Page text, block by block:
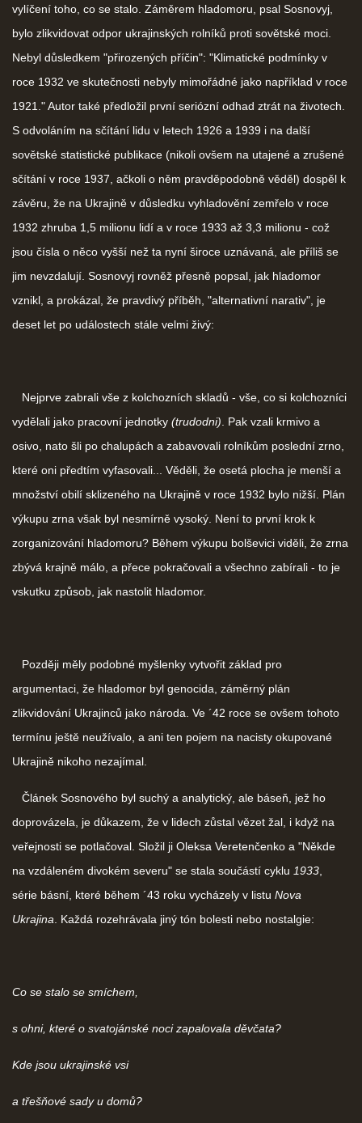
vylíčení toho, co se stalo. Záměrem hladomoru, psal Sosnovyj,
bylo zlikvidovat odpor ukrajinských rolníků proti sovětské moci.
Nebyl důsledkem "přirozených příčin": "Klimatické podmínky v
roce 1932 ve skutečnosti nebyly mimořádné jako například v roce
1921." Autor také předložil první seriózní odhad ztrát na životech.
S odvoláním na sčítání lidu v letech 1926 a 1939 i na další
sovětské statistické publikace (nikoli ovšem na utajené a zrušené
sčítání v roce 1937, ačkoli o něm pravděpodobně věděl) dospěl k
závěru, že na Ukrajině v důsledku vyhladovění zemřelo v roce
1932 zhruba 1,5 milionu lidí a v roce 1933 až 3,3 milionu - což
jsou čísla o něco vyšší než ta nyní široce uznávaná, ale příliš se
jim nevzdalují. Sosnovyj rovněž přesně popsal, jak hladomor
vznikl, a prokázal, že pravdivý příběh, "alternativní narativ", je
deset let po událostech stále velmi živý:
Nejprve zabrali vše z kolchozních skladů - vše, co si kolchozníci
vydělali jako pracovní jednotky (trudodni) . Pak vzali krmivo a
osivo, nato šli po chalupách a zabavovali rolníkům poslední zrno,
které oni předtím vyfasovali... Věděli, že osetá plocha je menší a
množství obilí sklizeného na Ukrajině v roce 1932 bylo nižší. Plán
výkupu zrna však byl nesmírně vysoký. Není to první krok k
zorganizování hladomoru? Během výkupu bolševici viděli, že zrna
zbývá krajně málo, a přece pokračovali a všechno zabírali - to je
vskutku způsob, jak nastolit hladomor.
Později měly podobné myšlenky vytvořit základ pro
argumentaci, že hladomor byl genocida, záměrný plán
zlikvidování Ukrajinců jako národa. Ve ´42 roce se ovšem tohoto
termínu ještě neužívalo, a ani ten pojem na nacisty okupované
Ukrajině nikoho nezajímal.
Článek Sosnového byl suchý a analytický, ale báseň, jež ho
doprovázela, je důkazem, že v lidech zůstal vězet žal, i když na
veřejnosti se potlačoval. Složil ji Oleksa Veretenčenko a "Někde
na vzdáleném divokém severu" se stala součástí cyklu 1933
série básní, které během ´43 roku vycházely v listu Nova
Ukrajina . Každá rozehrávala jiný tón bolesti nebo nostalgie:
Co se stalo se smíchem,
s ohni, které o svatojánské noci zapalovala děvčata?
Kde jsou ukrajinské vsi
a třešňové sady u domů?